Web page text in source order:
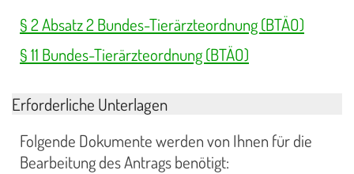
§ 2 Absatz 2 Bundes-Tierärzteordnung (BTÄO)
§ 11 Bundes-Tierärzteordnung (BTÄO)
Erforderliche Unterlagen
Folgende Dokumente werden von Ihnen für die
Bearbeitung des Antrags benötigt: